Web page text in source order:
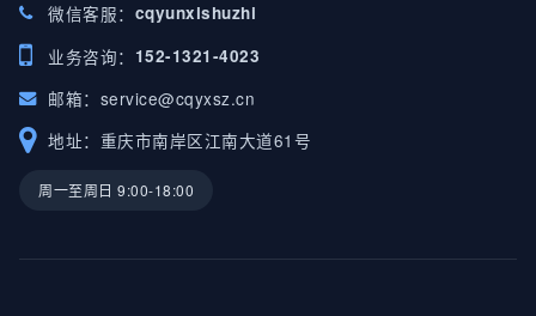
微信客服： cqyunxishuzhi
业务咨询： 152-1321-4023
邮箱： service@cqyxsz.cn
地址：重庆市南岸区江南大道61号
周一至周日 9:00-18:00